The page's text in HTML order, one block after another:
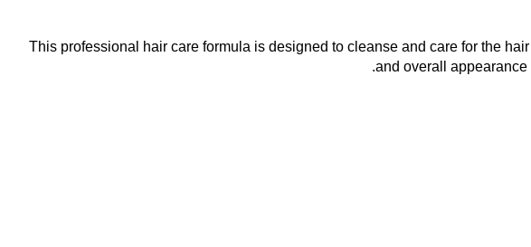
This professional hair care formula is designed to cleanse and care for the
and overall